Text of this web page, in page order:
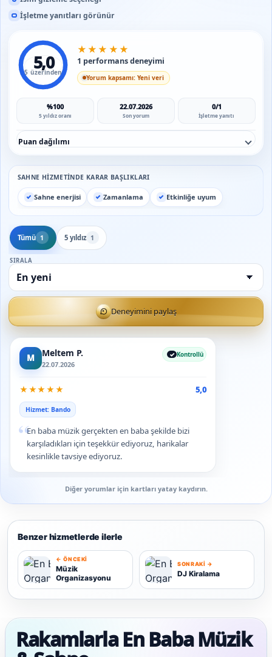
İşletme yanıtları görünür
5,0
5 üzerinden
★ ★ ★ ★ ★
1 performans deneyimi
Yorum kapsamı: Yeni veri
%100
5 yıldız oranı
22.07.2026
Son yorum
0/1
İşletme yanıtı
Puan dağılımı
SAHNE HIZMETINDE KARAR BAŞLIKLARI
Sahne enerjisi Zamanlama Etkinliğe uyum
Tümü 1 5 yıldız 1
SIRALA
Deneyimini paylaş
M Meltem P.
22.07.2026
Kontrollü
★★★★★ 5,0
Hizmet: Bando
“En baba müzik gerçekten en baba şekilde bizi
karşıladıkları için teşekkür ediyoruz, harikalar
kesinlikle tavsiye ediyoruz.
Diğer yorumlar için kartları yatay kaydırın.
Benzer hizmetlerde ilerle
← ÖNCEKI
Müzik
Organizasyonu
SONRAKI →
DJ Kiralama
Rakamlarla En Baba Müzik